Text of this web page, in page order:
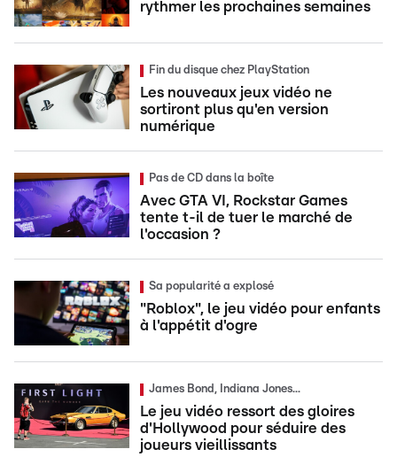
rythmer les prochaines semaines
Fin du disque chez PlayStation
Les nouveaux jeux vidéo ne
sortiront plus qu'en version
numérique
Pas de CD dans la boîte
Avec GTA VI, Rockstar Games
tente t-il de tuer le marché de
l'occasion ?
Sa popularité a explosé
"Roblox", le jeu vidéo pour enfants
à l'appétit d'ogre
James Bond, Indiana Jones...
Le jeu vidéo ressort des gloires
d'Hollywood pour séduire des
joueurs vieillissants